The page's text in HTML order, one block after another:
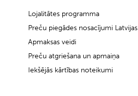
Lojalitātes programma
Preču piegādes nosacījumi
Apmaksas veidi
Preču atgriešana un apmaiņa
Iekšējās kārtības noteikumi